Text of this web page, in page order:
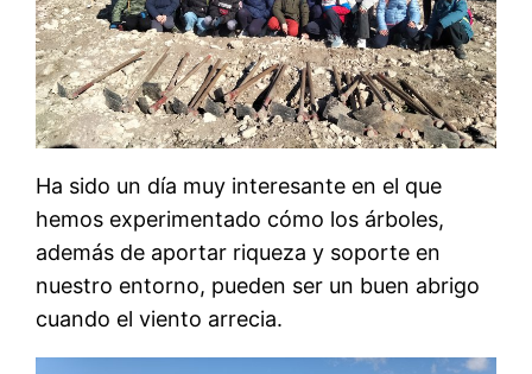
Ha sido un día muy interesante en el que
hemos experimentado cómo los árboles,
además de aportar riqueza y soporte en
nuestro entorno, pueden ser un buen abrigo
cuando el viento arrecia.